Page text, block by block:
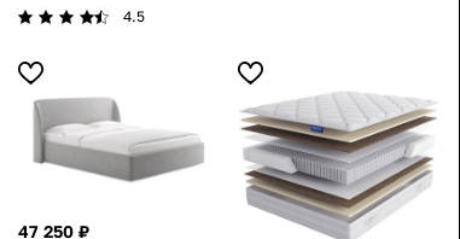
4.5
47 250 ₽